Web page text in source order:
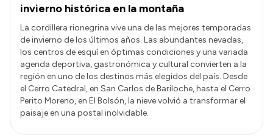
invierno histórica en la montaña
La cordillera rionegrina vive una de las mejores temporadas
de invierno de los últimos años. Las abundantes nevadas,
los centros de esquí en óptimas condiciones y una variada
agenda deportiva, gastronómica y cultural convierten a la
región en uno de los destinos más elegidos del país. Desde
el Cerro Catedral, en San Carlos de Bariloche, hasta el Cerro
Perito Moreno, en El Bolsón, la nieve volvió a transformar el
paisaje en una postal inolvidable.